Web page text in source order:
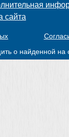
сайта
о найденной на